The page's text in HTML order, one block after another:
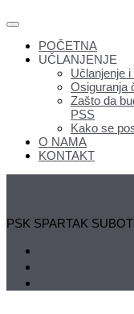
POČETNA
UČLANJENJE
Učlanjenje
Osiguranja
Zašto da
PSS
Kako se
O NAMA
KONTAKT
PSK SPARTAK